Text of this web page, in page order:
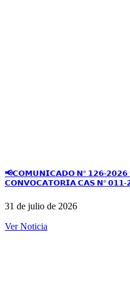
📢𝗖𝗢𝗠𝗨𝗡𝗜𝗖𝗔𝗗𝗢 𝗡° 𝟭𝟮𝟲-
𝗖𝗢𝗡𝗩𝗢𝗖𝗔𝗧𝗢𝗥𝗜𝗔 𝗖𝗔𝗦 𝗡° 𝟬𝟭𝟭-
31 de julio de 2026
Ver Noticia